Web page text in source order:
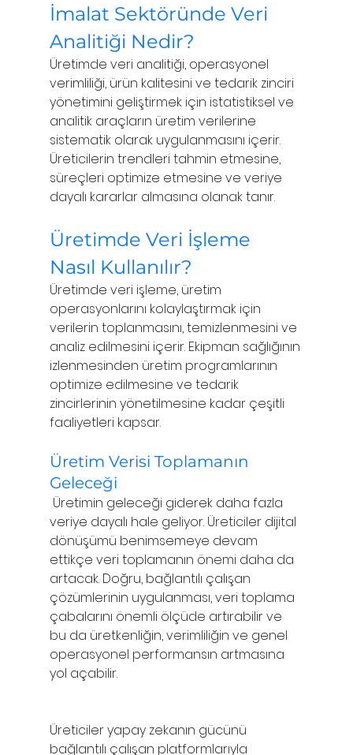
İmalat Sektöründe Veri
Analitiği Nedir?
Üretimde veri analitiği, operasyonel
verimliliği, ürün kalitesini ve tedarik zinciri
yönetimini geliştirmek için istatistiksel ve
analitik araçların üretim verilerine
sistematik olarak uygulanmasını içerir.
Üreticilerin trendleri tahmin etmesine,
süreçleri optimize etmesine ve veriye
dayalı kararlar almasına olanak tanır.
Üretimde Veri İşleme
Nasıl Kullanılır?
Üretimde veri işleme, üretim
operasyonlarını kolaylaştırmak için
verilerin toplanmasını, temizlenmesini ve
analiz edilmesini içerir. Ekipman sağlığının
izlenmesinden üretim programlarının
optimize edilmesine ve tedarik
zincirlerinin yönetilmesine kadar çeşitli
faaliyetleri kapsar.
Üretim Verisi Toplamanın
Geleceği
Üretimin geleceği giderek daha fazla
veriye dayalı hale geliyor. Üreticiler dijital
dönüşümü benimsemeye devam
ettikçe veri toplamanın önemi daha da
artacak. Doğru, bağlantılı çalışan
çözümlerinin uygulanması, veri toplama
çabalarını önemli ölçüde artırabilir ve
bu da üretkenliğin, verimliliğin ve genel
operasyonel performansın artmasına
yol açabilir.
Üreticiler yapay zekanın gücünü
bağlantılı çalışan platformlarıyla